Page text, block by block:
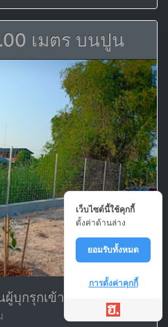
เมตร บนปูน
บุกรุกเข้ามา
เว็บไซต์นี้ใช้คุกกี้
ตั้งค่าด้านล่าง
ยอมรับทั้งหมด
การตั้งค่าคุกกี้